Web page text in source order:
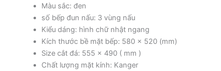
Màu sắc: đen
số bếp đun nấu: 3 vùng nấu
Kiểu dáng: hình chữ nhật ngang
Kích thước bề mặt bếp: 580 x 520 (mm)
Size cắt đá: 555 x 490 ( mm )
Chất lượng mặt kính: Kanger